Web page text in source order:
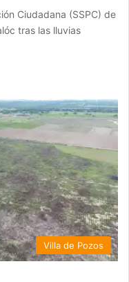
Ciudadana (SSPC) de
tras las lluvias
Villa de Pozos